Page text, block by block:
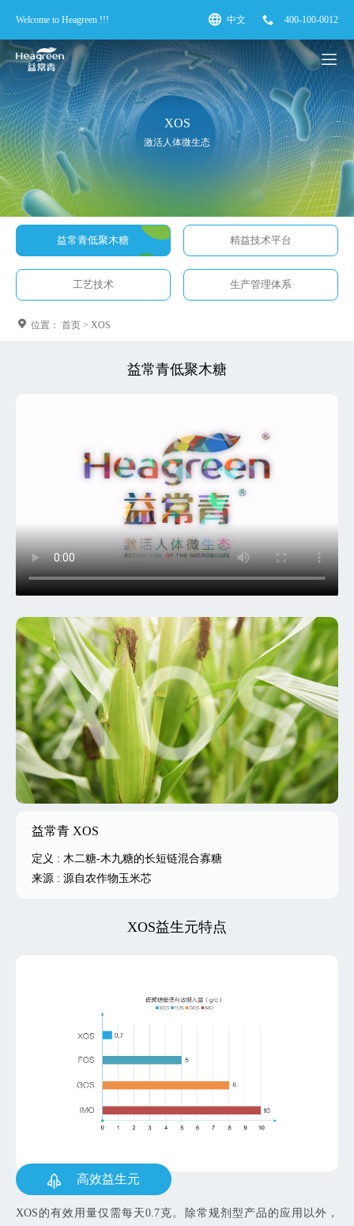
Welcome to Heagreen !!! 400-100-0012
中文
XOS
激活人体微生态
益常青低聚木糖 精益技术平台
工艺技术 生产管理体系
位置： 首页 > XOS
益常青低聚木糖
益常青 XOS
定义 : 木二糖-木九糖的长短链混合寡糖
来源 : 源自农作物玉米芯
XOS益生元特点
高效益生元
XOS的有效用量仅需每天0.7克。除常规剂型产品的应用以外，